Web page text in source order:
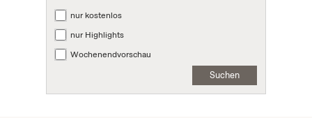
nur kostenlos
nur Highlights
Wochenendvorschau
Suchen